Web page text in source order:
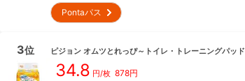
Pontaパス
3位 ピジョン オムツとれっぴ～トイレ・トレーニングパッド
34.8 円/枚 878円